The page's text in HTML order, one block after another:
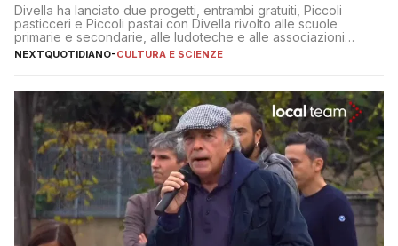
Divella ha lanciato due progetti, entrambi gratuiti, Piccoli
pasticceri e Piccoli pastai con Divella rivolto alle scuole
primarie e secondarie, alle ludoteche e alle associazioni
pugliesi che si occupano di bambini con ADHD
NEXTQUOTIDIANO-CULTURA E SCIENZE